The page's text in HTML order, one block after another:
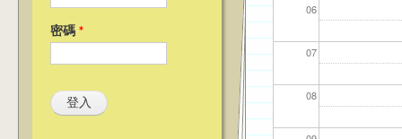
密碼 *
06
07
08